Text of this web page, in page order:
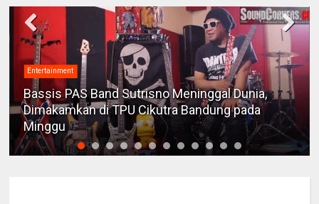
Entertainment
Bassis PAS Band Sutrisno Meninggal Dunia,
Dimakamkan di TPU Cikutra Bandung pada
Minggu